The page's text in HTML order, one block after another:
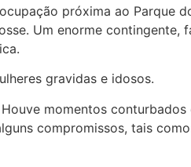
próxima ao Parque
Um enorme contingente,
gravidas e idosos.
momentos
compromissos, tais